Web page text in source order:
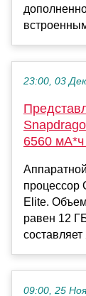
23:00, 03 Дек
6560
процессор
Elite.
равен 12
09:00, 25 Ноя